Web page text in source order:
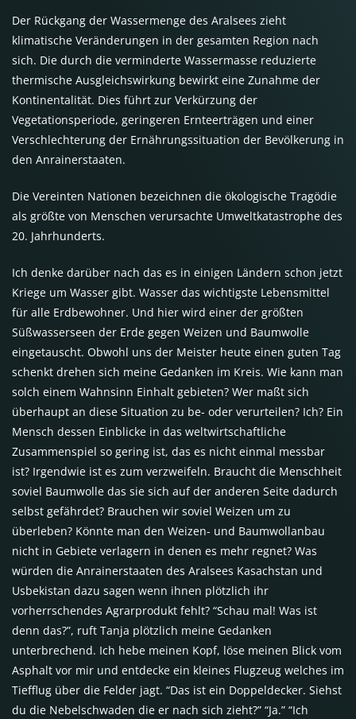
Der Rückgang der Wassermenge des Aralsees zieht
klimatische Veränderungen in der gesamten Region nach
sich. Die durch die verminderte Wassermasse reduzierte
thermische Ausgleichswirkung bewirkt eine Zunahme der
Kontinentalität. Dies führt zur Verkürzung der
Vegetationsperiode, geringeren Ernteerträgen und einer
Verschlechterung der Ernährungssituation der Bevölkerung in
den Anrainerstaaten.
Die Vereinten Nationen bezeichnen die ökologische Tragödie
als größte von Menschen verursachte Umweltkatastrophe des
20. Jahrhunderts.
Ich denke darüber nach das es in einigen Ländern schon jetzt
Kriege um Wasser gibt. Wasser das wichtigste Lebensmittel
für alle Erdbewohner. Und hier wird einer der größten
Süßwasserseen der Erde gegen Weizen und Baumwolle
eingetauscht. Obwohl uns der Meister heute einen guten Tag
schenkt drehen sich meine Gedanken im Kreis. Wie kann man
solch einem Wahnsinn Einhalt gebieten? Wer maßt sich
überhaupt an diese Situation zu be- oder verurteilen? Ich? Ein
Mensch dessen Einblicke in das weltwirtschaftliche
Zusammenspiel so gering ist, das es nicht einmal messbar
ist? Irgendwie ist es zum verzweifeln. Braucht die Menschheit
soviel Baumwolle das sie sich auf der anderen Seite dadurch
selbst gefährdet? Brauchen wir soviel Weizen um zu
überleben? Könnte man den Weizen- und Baumwollanbau
nicht in Gebiete verlagern in denen es mehr regnet? Was
würden die Anrainerstaaten des Aralsees Kasachstan und
Usbekistan dazu sagen wenn ihnen plötzlich ihr
vorherrschendes Agrarprodukt fehlt? “Schau mal! Was ist
denn das?”, ruft Tanja plötzlich meine Gedanken
unterbrechend. Ich hebe meinen Kopf, löse meinen Blick vom
Asphalt vor mir und entdecke ein kleines Flugzeug welches im
Tiefflug über die Felder jagt. “Das ist ein Doppeldecker. Siehst
du die Nebelschwaden die er nach sich zieht?” “Ja.” “Ich